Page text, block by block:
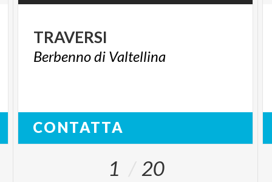
TRAVERSI
Berbennodi Valtellina
CONTATTA
1 20